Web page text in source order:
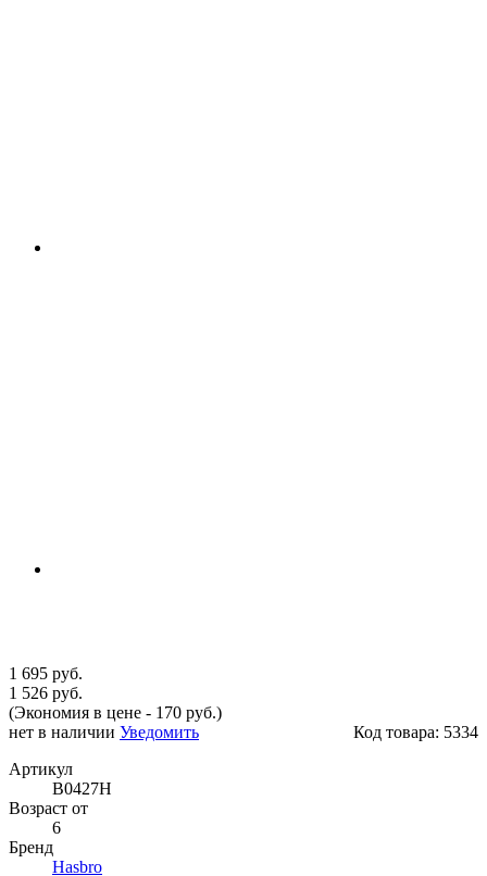
1 695 руб.
1 526 руб.
(Экономия в цене - 170 руб.)
Код товара: 5334
нет в наличии Уведомить
Артикул
B0427H
Возраст от
6
Бренд
Hasbro